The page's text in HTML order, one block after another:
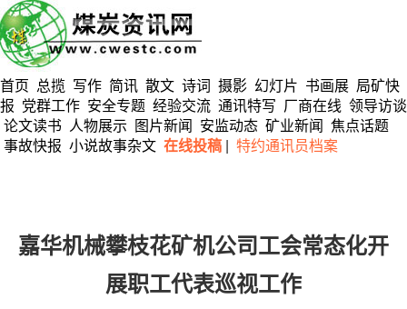
首页 总揽 写作 简讯 散文 诗词 摄影 幻灯片 书画展 局矿快
报 党群工作 安全专题 经验交流 通讯特写 厂商在线 领导访谈
论文读书
人物展示 图片新闻 安监动态 矿业新闻
焦点话题
事故快报 小说故事杂文 在线投稿 特约通讯员档案
嘉华机械攀枝花矿机公司工会常态化开
展职工代表巡视工作